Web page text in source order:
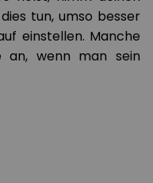
tun, umso besser
einstellen. Manche
an, wenn man sein